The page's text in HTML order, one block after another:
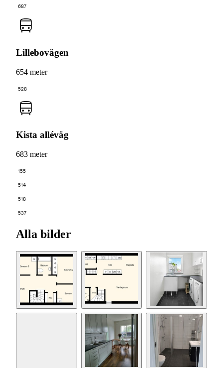
687
Lillebovägen
654 meter
528
Kista alléväg
683 meter
155
514
518
537
Alla bilder